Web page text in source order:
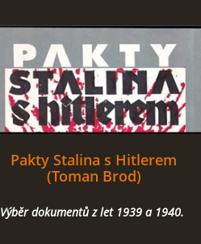
Pakty Stalina s Hitlerem
(Toman Brod)
Výběr dokumentů z let 1939 a 1940.